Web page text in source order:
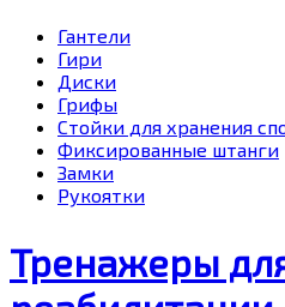
Гантели
Гири
Диски
Грифы
Стойки для хранения
Фиксированные штанги
Замки
Рукоятки
Тренажеры